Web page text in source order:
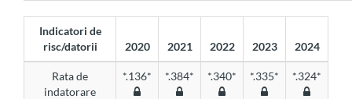
Indicatori de
risc/datorii
2020 2021 2022 2023 2024
Rata de
indatorare
*.136* *.384* *.340* *.335* *.324*